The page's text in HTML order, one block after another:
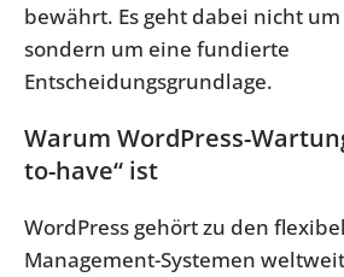
bewährt. Es geht dabei nicht
sondern um eine fundierte
Entscheidungsgrundlage.
Warum WordPress-
to-have“ ist
WordPress gehört zu den
Management-Systemen